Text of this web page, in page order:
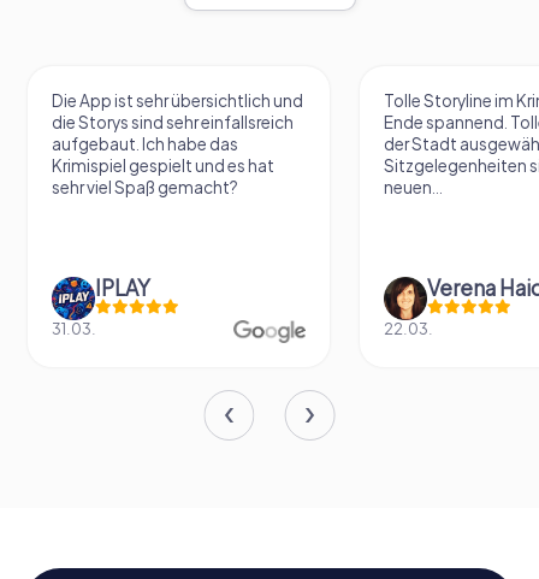
Die App ist sehr übersichtlich und
die Storys sind sehr einfallsreich
aufgebaut. Ich habe das
Krimispiel gespielt und es hat
sehr viel Spaß gemacht?
IPLAY
31.03.
Tolle Storyline im
Ende spannend.
der Stadt
Sitzgelegenheiten
neuen...
22.03.